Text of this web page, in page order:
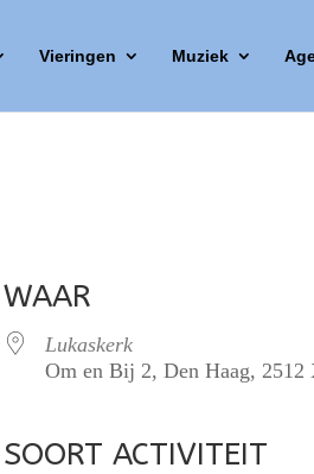
Vieringen Muziek
WAAR
Lukaskerk
Om en Bij 2, Den Haag, 2512
SOORT ACTIVITEIT